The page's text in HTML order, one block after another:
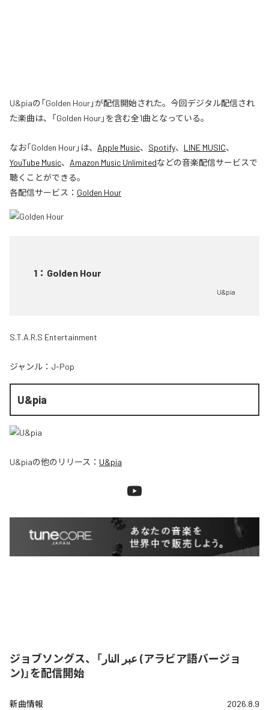
U&piaの「Golden Hour」が配信開始された。今回デジタル配信され
た楽曲は、「Golden Hour」を含む全1曲となっている。
なお「Golden Hour」は、 Apple Music、 Spotify、 LINE MUSIC、
YouTube Music、 Amazon Music Unlimitedなどの音楽配信サービスで
聴くことができる。
各配信サービス： Golden Hour
1 ： Golden Hour
U&pia
S.T.A.R.S Entertainment
ジャンル： J-Pop
U&pia
U&piaの他のリリース： U&pia
ジョブソングス、「عبر النار (アラビア語バージョ
ン)」を配信開始
新曲情報 2026.8.9